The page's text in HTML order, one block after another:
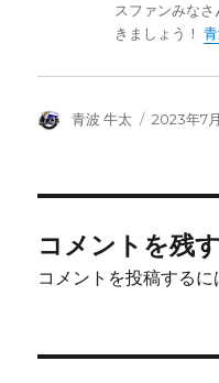
スファンみな
きましょう！
投
青波 牛太
投
2023年7
コメントを残す
コメントを投稿するに